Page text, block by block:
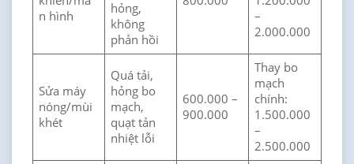
n hình
hỏng,
không
phản hồi
–
2.000.000
Sửa máy
nóng/mùi
khét
Quá tải,
hỏng bo
mạch,
quạt tản
nhiệt lỗi
600.000 –
900.000
Thay bo
mạch
chính:
1.500.000
–
2.500.000